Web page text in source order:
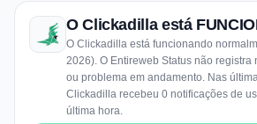
O Clickadilla está
O Clickadilla está funcionando
2026). O Entireweb Status não
ou problema em andamento. Nas
Clickadilla recebeu 0 notificações de
última hora.